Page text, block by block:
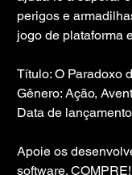
perigos e
jogo de plataforma
Título: O Paradoxo
Gênero: Ação,
Data de
Apoie os
software. COMPRE!